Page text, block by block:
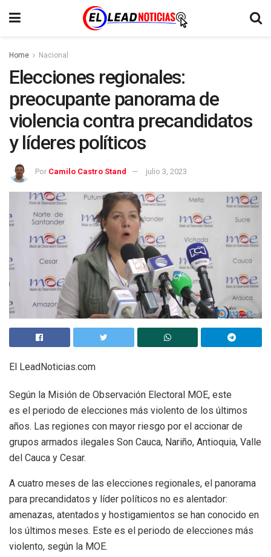
Home Nacional
Elecciones regionales:
preocupante panorama de
violencia contra precandidatos
y líderes políticos
Por Camilo Castro Stand julio 3, 2023
El LeadNoticias.com
Según la Misión de Observación Electoral MOE, este
es el periodo de elecciones más violento de los últimos
años. Las regiones con mayor riesgo por el accionar de
grupos armados ilegales Son Cauca, Nariño, Antioquia, Valle
del Cauca y Cesar.
A cuatro meses de las elecciones regionales, el panorama
para precandidatos y líder políticos no es alentador:
amenazas, atentados y hostigamientos se han conocido en
los últimos meses. Este es el periodo de elecciones más
violento, según la MOE.